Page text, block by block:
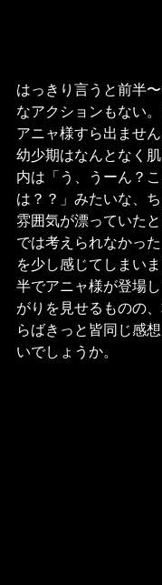
はっきり言うと前半
なアクションもない
アニャ様すら出ませ
幼少期はなんとなく
内は「う、うーん？
は？？」みたいな、
雰囲気が漂っていた
では考えられなかった
を少し感じてしまい
半でアニャ様が登場
がりを見せるものの
らばきっと皆同じ感
いでしょうか。